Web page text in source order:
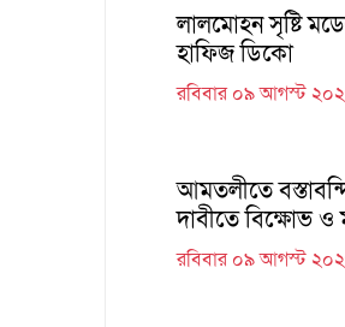
লালমোহন সৃষ্টি
হাফিজ ডিকো
রবিবার ০৯ আগস্ট
আমতলীতে
দাবীতে বিক্ষোভ ও
রবিবার ০৯ আগস্ট